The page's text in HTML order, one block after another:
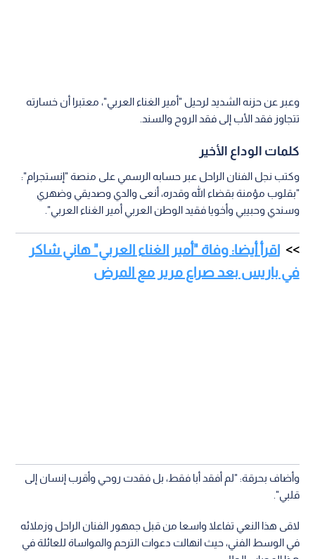
وعبر عن حزنه الشديد لرحيل "أمير الغناء العربي"، معتبرا أن خسارته
تتجاوز فقد الأب إلى فقد الروح والسند.
كلمات الوداع الأخير
وكتب نجل الفنان الراحل عبر حسابه الرسمي على منصة "إنستجرام":
"بقلوب مؤمنة بقضاء الله وقدره، أنعى والدي وصديقي وضهري
وسندي وحبيبي وأخويا فقيد الوطن العربي أمير الغناء العربي".
اقرأ أيضا: وفاة "أمير الغناء العربي" هاني شاكر
في باريس بعد صراع مرير مع المرض
وأضاف بحرقة: "لم أفقد أبا فقط، بل فقدت روحي وأقرب إنسان إلى
قلبي".
لاقى هذا النعي تفاعلا واسعا من قبل جمهور الفنان الراحل وزملائه
في الوسط الفني، حيث انهالت دعوات الترحم والمواساة للعائلة في